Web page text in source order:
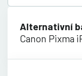
Alternativní
Canon Pixma